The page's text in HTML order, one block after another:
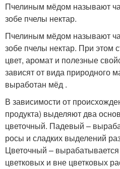
Пчелиным мёдом называют
зобе пчелы нектар.
Пчелиным мёдом называют
зобе пчелы нектар. При этом
цвет, аромат и полезные
зависят от вида природного
выработан мёд .
В зависимости от
продукта) выделяют два
цветочный. Падевый –
росы и сладких выделений
Цветочный – вырабатывается
цветковых и вне цветковых